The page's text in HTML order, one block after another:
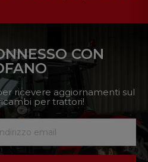
CON
ricevere aggiornamenti sul
per trattori!